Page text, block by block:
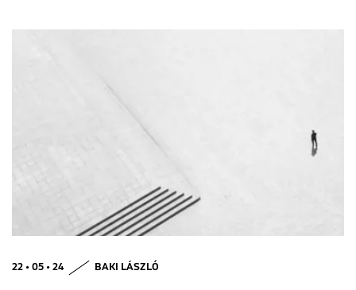
22 • 05 • 24 BAKI LÁSZLÓ